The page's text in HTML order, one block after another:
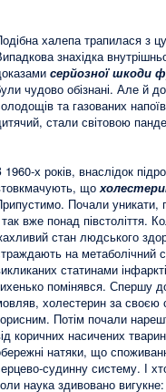
халепа трапилася з
знахідка
серйозної шкоди
чудово обізнані. Але й
та газованих
стали світовою
1960-х років, внаслідок
що
Почали уникати,
так вже понад півстоліття.
стан людського
на метаболічний
статинами
помінявся. Спершу
холестерин за своєю
Потім почали
коричних насичених
натяки, що
судинну систему. І
наука здивовано